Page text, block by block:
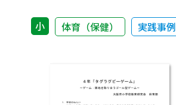
小 体育（保健） 実践事例